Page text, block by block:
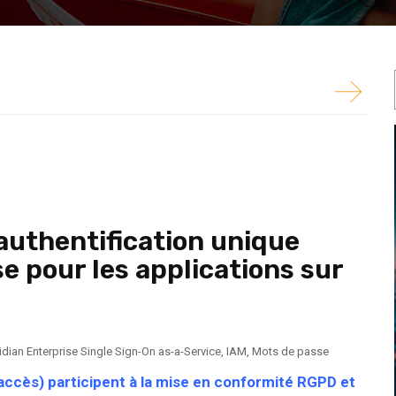
accès) participent à la mise en conformité
d’assistance.
unique
pour les applications sur
Enterprise Single Sign-On as-a-Service, IAM, Mots de passe
participent à la mise en conformité RGPD et